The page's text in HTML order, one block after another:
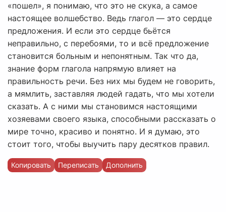
«пошел», я понимаю, что это не скука, а самое
настоящее волшебство. Ведь глагол — это сердце
предложения. И если это сердце бьётся
неправильно, с перебоями, то и всё предложение
становится больным и непонятным. Так что да,
знание форм глагола напрямую влияет на
правильность речи. Без них мы будем не говорить,
а мямлить, заставляя людей гадать, что мы хотели
сказать. А с ними мы становимся настоящими
хозяевами своего языка, способными рассказать о
мире точно, красиво и понятно. И я думаю, это
стоит того, чтобы выучить пару десятков правил.
Копировать Переписать Дополнить